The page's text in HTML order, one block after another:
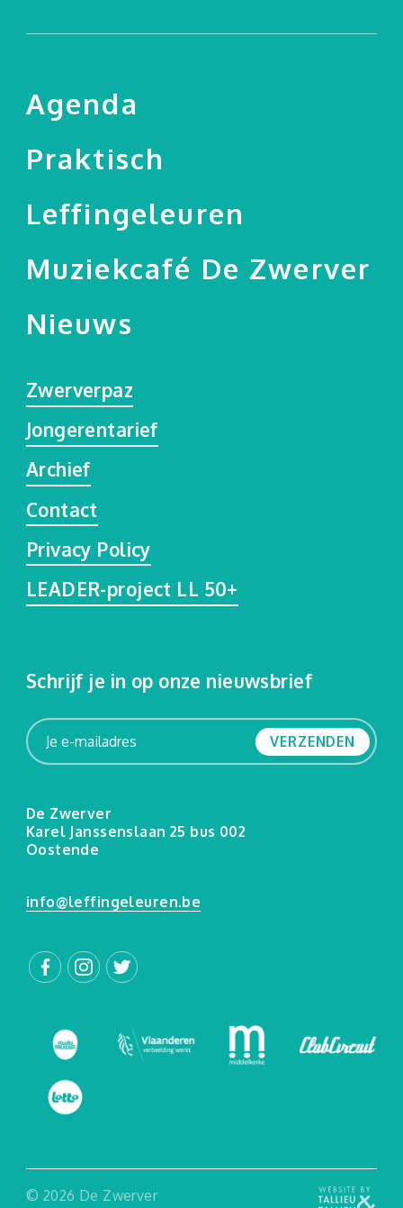
Agenda
Praktisch
Leffingeleuren
Muziekcafé De Zwerver
Nieuws
Zwerverpaz
Jongerentarief
Archief
Contact
Privacy Policy
LEADER-project LL 50+
Schrijf je in op onze nieuwsbrief
VERZENDEN
De Zwerver
Karel Janssenslaan 25 bus 002
Oostende
info@leffingeleuren.be
© 2026 De Zwerver